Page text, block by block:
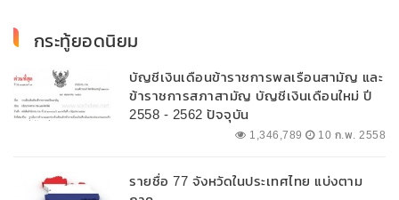
กระทู้ยอดนิยม
บัญชีเงินเดือนข้าราชการพลเรือนสามัญ และ
ข้าราชการสภาสามัญ บัญชีเงินเดือนใหม่ ปี
2558 - 2562 ปัจจุบัน
1,346,789 10 ก.พ. 2558
รายชื่อ 77 จังหวัดในประเทศไทย แบ่งตาม